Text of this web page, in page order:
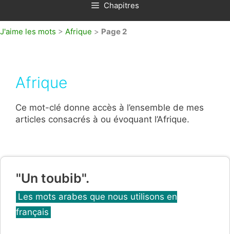
Chapitres
J'aime les mots > Afrique > Page 2
Afrique
Ce mot-clé donne accès à l’ensemble de mes
articles consacrés à ou évoquant l’Afrique.
"Un toubib".
Catégories
Les mots arabes que nous utilisons en
français